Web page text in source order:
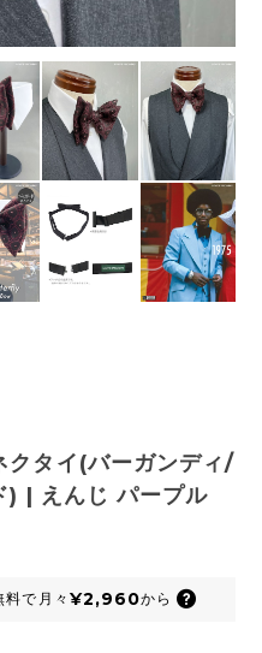
クタイ(バーガンディ/
) | えんじ パープル
料で 月々 ¥2,960から